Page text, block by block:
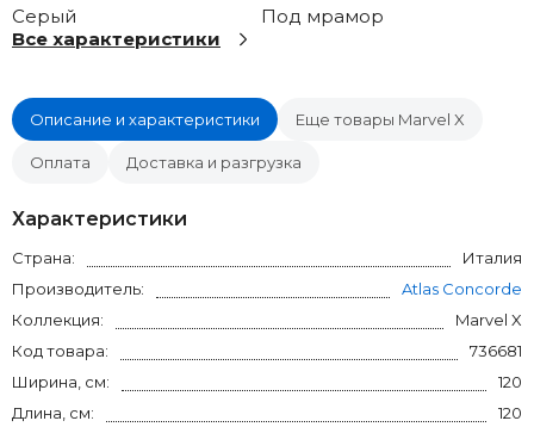
Серый
Под мрамор
Все характеристики
Описание и характеристики Еще товары Marvel X
Оплата Доставка и разгрузка
Характеристики
Страна:
Италия
Производитель:
Atlas Concorde
Коллекция:
Marvel X
Код товара:
736681
Ширина, см:
120
Длина, см:
120